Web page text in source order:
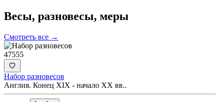
Весы, разновесы, меры
Смотреть все →
47555
Набор разновесов
Англия. Конец XIX - начало XX вв..